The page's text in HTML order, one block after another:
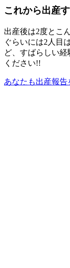
これから出産
出産後は2度とこ
ぐらいには2人目
ど、すばらしい
ください!!
あなたも出産報